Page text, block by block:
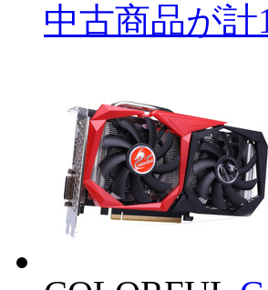
中古商品が